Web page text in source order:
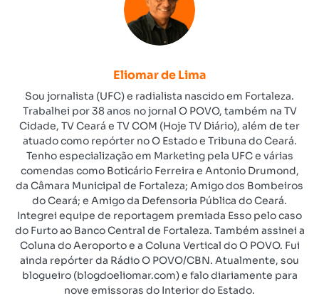
Eliomar de Lima
Sou jornalista (UFC) e radialista nascido em Fortaleza.
Trabalhei por 38 anos no jornal O POVO, também na TV
Cidade, TV Ceará e TV COM (Hoje TV Diário), além de ter
atuado como repórter no O Estado e Tribuna do Ceará.
Tenho especialização em Marketing pela UFC e várias
comendas como Boticário Ferreira e Antonio Drumond,
da Câmara Municipal de Fortaleza; Amigo dos Bombeiros
do Ceará; e Amigo da Defensoria Pública do Ceará.
Integrei equipe de reportagem premiada Esso pelo caso
do Furto ao Banco Central de Fortaleza. Também assinei a
Coluna do Aeroporto e a Coluna Vertical do O POVO. Fui
ainda repórter da Rádio O POVO/CBN. Atualmente, sou
blogueiro (blogdoeliomar.com) e falo diariamente para
nove emissoras do Interior do Estado.